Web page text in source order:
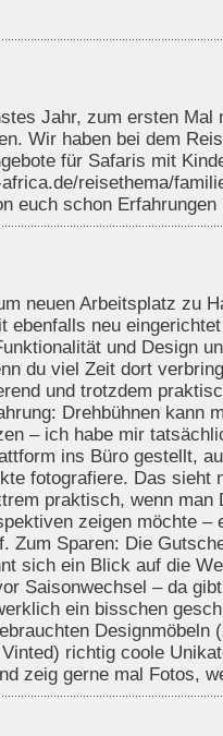
Jahr, zum ersten Mal
Wir haben bei dem
für Safaris mit
reisethema/
euch schon Erfahrungen
neuen Arbeitsplatz zu
ebenfalls neu
und Design
du viel Zeit dort
und trotzdem
Drehbühnen kann
– ich habe mir
ins Büro gestellt,
fotografiere. Das sieht
praktisch, wenn man
zeigen möchte –
Zum Sparen: Die
sich ein Blick auf die
Saisonwechsel – da
ein bisschen
Designmöbeln
richtig coole
zeig gerne mal Fotos,